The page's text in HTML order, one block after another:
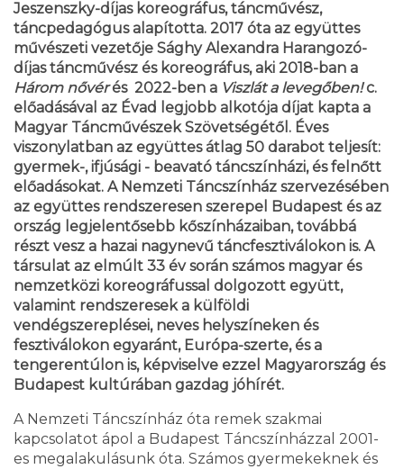
Jeszenszky-díjas koreográfus, táncművész,
táncpedagógus alapította. 2017 óta az együttes
művészeti vezetője Sághy Alexandra Harangozó-
díjas táncművész és koreográfus, aki 2018-ban a
Három nővérés 2022-ben a Viszlát a levegőben!c.
előadásával az Évad legjobb alkotója díjat kapta a
Magyar Táncművészek Szövetségétől. Éves
viszonylatban az együttes átlag 50 darabot teljesít:
gyermek-, ifjúsági - beavató táncszínházi, és felnőtt
előadásokat. A Nemzeti Táncszínház szervezésében
az együttes rendszeresen szerepel Budapest és az
ország legjelentősebb kőszínházaiban, továbbá
részt vesz a hazai nagynevű táncfesztiválokon is. A
társulat az elmúlt 33 év során számos magyar és
nemzetközi koreográfussal dolgozott együtt,
valamint rendszeresek a külföldi
vendégszereplései, neves helyszíneken és
fesztiválokon egyaránt, Európa-szerte, és a
tengerentúlon is, képviselve ezzel Magyarország és
Budapest kultúrában gazdag jóhírét.
A Nemzeti Táncszínház óta remek szakmai
kapcsolatot ápol a Budapest Táncszínházzal 2001-
es megalakulásunk óta. Számos gyermekeknek és